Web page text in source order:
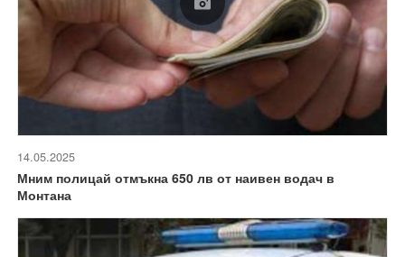
14.05.2025
Мним полицай отмъкна 650 лв от наивен водач в
Монтана